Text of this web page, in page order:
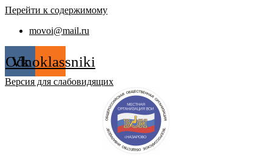
Перейти к содержимому
movoi@mail.ru
Vk
Odnoklassniki
Версия для слабовидящих